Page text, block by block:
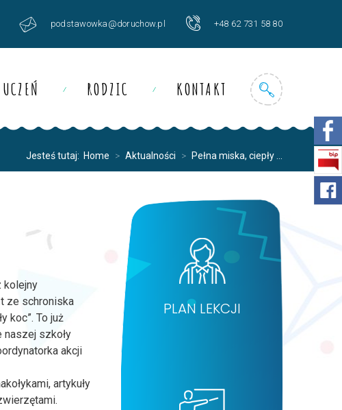
podstawowka@doruchow.pl +48 62 731 58 80
UCZEŃ RODZIC KONTAKT
Jesteś tutaj: Home > Aktualności > Pełna miska, ciepły ...
kolejny
ze schroniska
koc”. To już
naszej szkoły
akcji
artykuły
PLAN LEKCJI